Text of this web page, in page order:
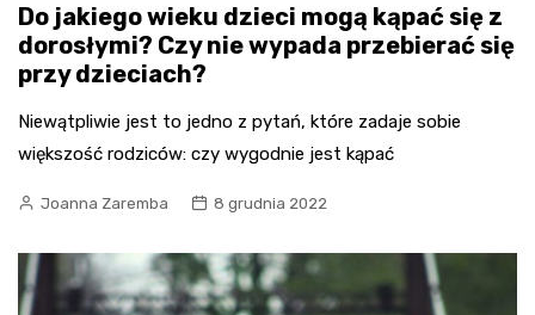
Do jakiego wieku dzieci mogą kąpać się z
dorosłymi? Czy nie wypada przebierać się
przy dzieciach?
Niewątpliwie jest to jedno z pytań, które zadaje sobie
większość rodziców: czy wygodnie jest kąpać
Joanna Zaremba 8 grudnia 2022